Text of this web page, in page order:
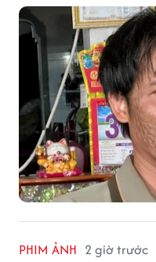
PHIM ẢNH 2 giờ trước